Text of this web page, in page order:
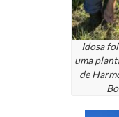
Idosa
uma
de